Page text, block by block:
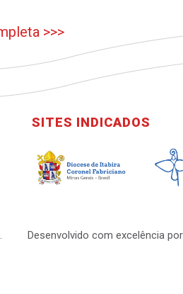
>>>
SITES INDICADOS
. Desenvolvido com excelência por